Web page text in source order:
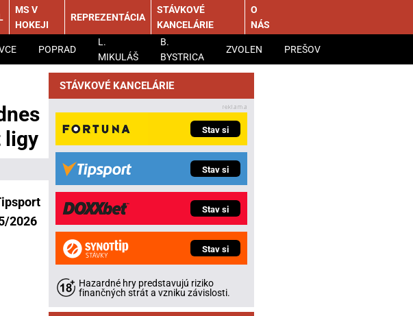
POPRAD
L.
MIKULÁŠ
B.
BYSTRICA
ZVOLEN PREŠOV
MS V
HOKEJI
REPREZENTÁCIA
STÁVKOVÉ
KANCELÁRIE
O
NÁS
ligy
2026
STÁVKOVÉ KANCELÁRIE
Stav si
Stav si
Stav si
Stav si
Hazardné hry predstavujú riziko
finančných strát a vzniku závislosti.